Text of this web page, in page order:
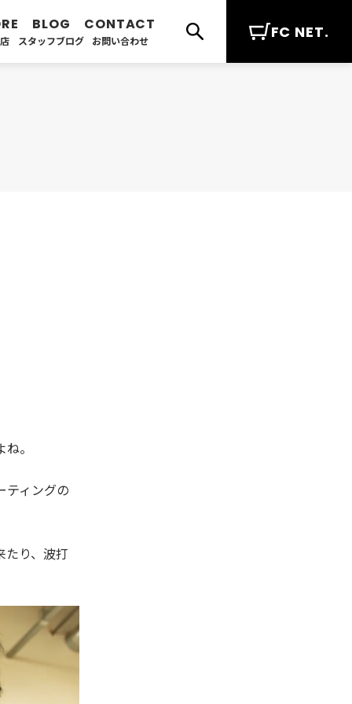
スタッフブログ お問い合わせ FC NET.
。
ティングの
たり、波打